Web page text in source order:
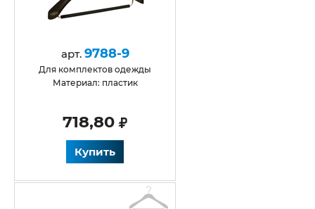
арт. 9788-9
Для комплектов одежды
Материал: пластик
718,80
Купить